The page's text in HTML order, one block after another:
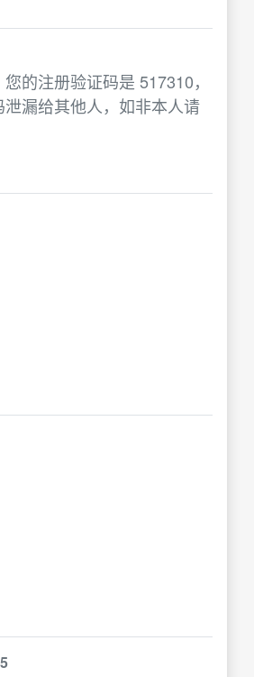
您的注册验证码是 517310，
漏给其他人，如非本人请